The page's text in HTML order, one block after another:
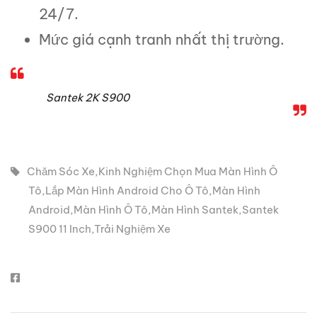
24/7.
Mức giá cạnh tranh nhất thị trường.
Santek 2K S900
Chăm Sóc Xe,Kinh Nghiệm Chọn Mua Màn Hình Ô
Tô,Lắp Màn Hình Android Cho Ô Tô,Màn Hình
Android,Màn Hình Ô Tô,Màn Hình Santek,Santek
S900 11 Inch,Trải Nghiệm Xe